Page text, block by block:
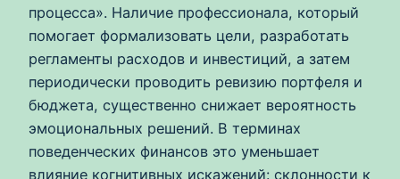
процесса». Наличие профессионала, который
помогает формализовать цели, разработать
регламенты расходов и инвестиций, а затем
периодически проводить ревизию портфеля и
бюджета, существенно снижает вероятность
эмоциональных решений. В терминах
поведенческих финансов это уменьшает
влияние когнитивных искажений: склонности к